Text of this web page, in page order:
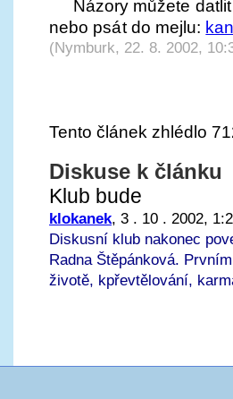
Názory můžete
nebo psát do mejlu:
(Nymburk, 22. 8. 2002,
Tento článek zhlédlo
Diskuse k článku
Klub bude
klokanek, 3 . 10 . 2002,
Diskusní klub nakonec
Radna Štěpánková.
životě, kpřevtělování,